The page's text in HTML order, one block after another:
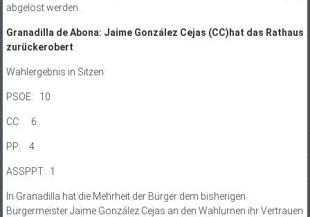
abgelöst werden.
Granadilla de Abona: Jaime González Cejas (CC)hat das Rathaus
zurückerobert
Wahlergebnis in Sitzen:
PSOE: 10
CC: 6
PP: 4
ASSPPT: 1
In Granadilla hat die Mehrheit der Bürger dem bisherigen
Bürgermeister Jaime González Cejas an den Wahlurnen ihr Vertrauen